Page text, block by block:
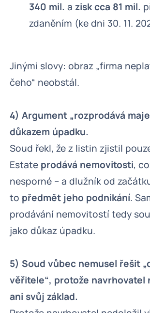
340 mil. a zisk cca 81 mil.
zdaněním (ke dni 30. 11.
Jinými slovy: obraz „firma
čeho“ neobstál.
4) Argument „rozprodává
důkazem úpadku.
Soud řekl, že z listin zjistil
Estate prodává nemovitosti,
nesporné – a dlužník od
to předmět jeho podnikání.
prodávání nemovitostí tedy
jako důkaz úpadku.
5) Soud vůbec nemusel řešit
věřitele“, protože navrhovatel
ani svůj základ.